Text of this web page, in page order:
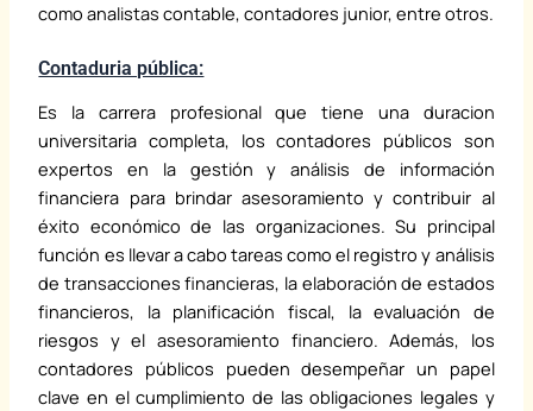
como analistas contable, contadores junior, entre otros.
Contaduria pública:
Es la carrera profesional que tiene una duracion
universitaria completa, los contadores públicos son
expertos en la gestión y análisis de información
financiera para brindar asesoramiento y contribuir al
éxito económico de las organizaciones. Su principal
función es llevar a cabo tareas como el registro y análisis
de transacciones financieras, la elaboración de estados
financieros, la planificación fiscal, la evaluación de
riesgos y el asesoramiento financiero. Además, los
contadores públicos pueden desempeñar un papel
clave en el cumplimiento de las obligaciones legales y